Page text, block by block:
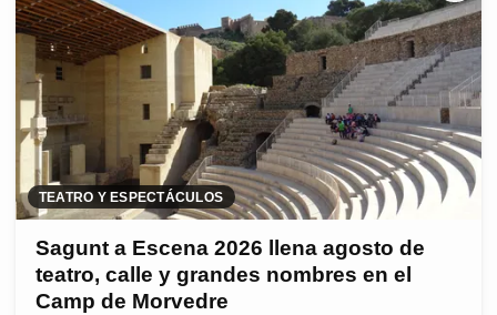
TEATRO Y ESPECTÁCULOS
Sagunt a Escena 2026 llena agosto de
teatro, calle y grandes nombres en el
Camp de Morvedre